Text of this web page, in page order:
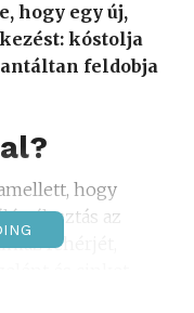
hogy egy új,
kóstolja
feldobja
hogy
választás az
fehérjét,
de hasznossá